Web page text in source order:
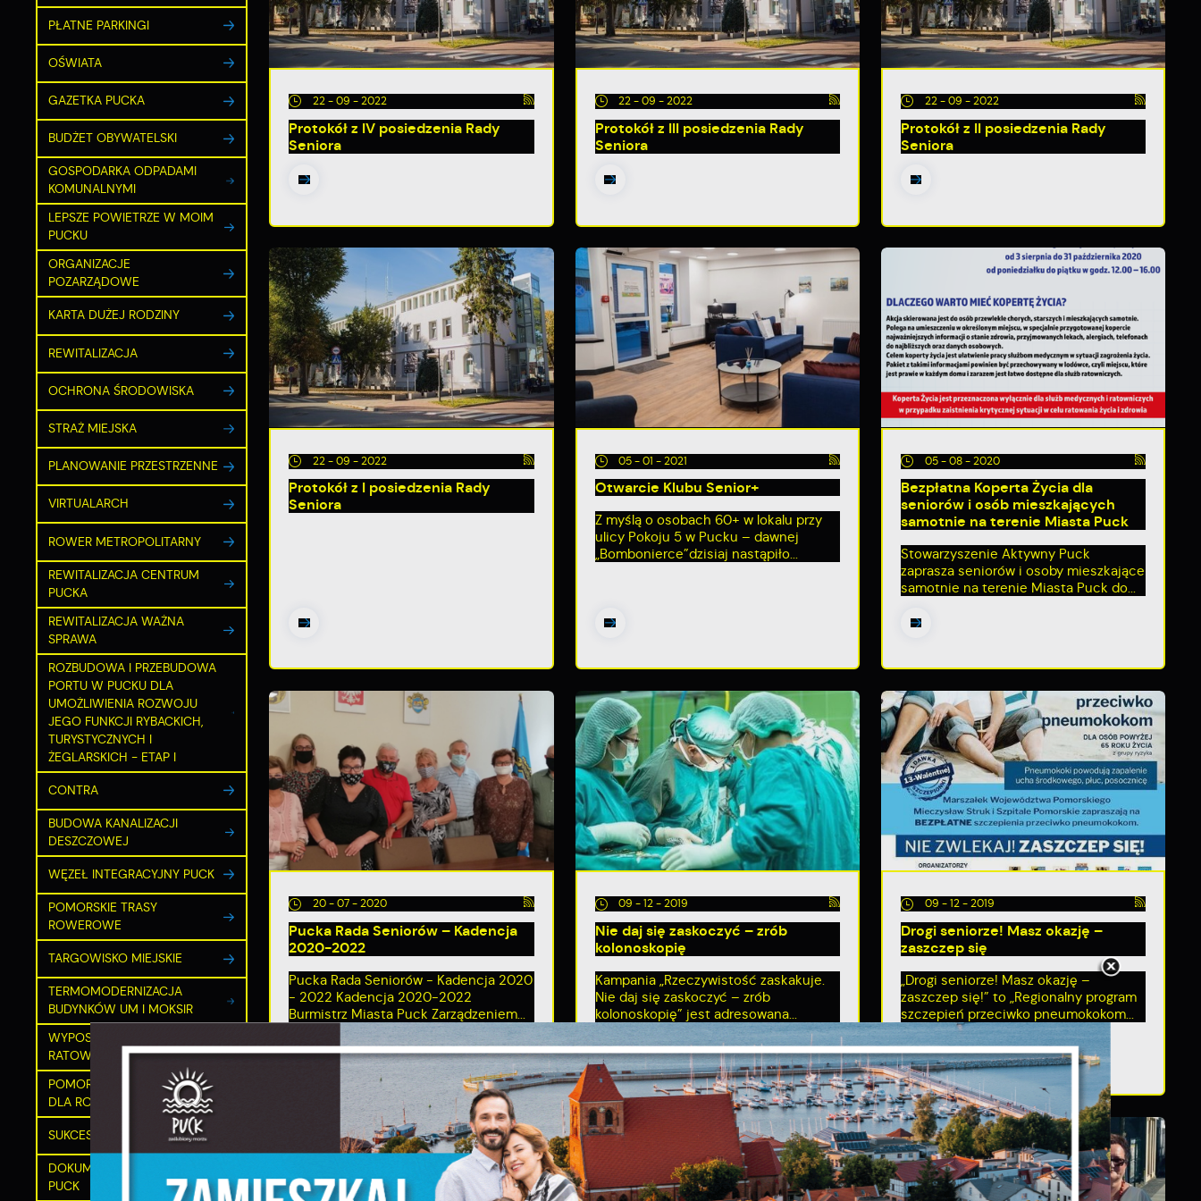
PŁATNE PARKINGI
OŚWIATA
GAZETKA PUCKA
BUDŻET OBYWATELSKI
GOSPODARKA ODPADAMI
KOMUNALNYMI
LEPSZE POWIETRZE W MOIM
PUCKU
ORGANIZACJE
POZARZĄDOWE
KARTA DUŻEJ RODZINY
REWITALIZACJA
OCHRONA ŚRODOWISKA
STRAŻ MIEJSKA
PLANOWANIE PRZESTRZENNE
VIRTUALARCH
ROWER METROPOLITARNY
REWITALIZACJA CENTRUM
PUCKA
REWITALIZACJA WAŻNA
SPRAWA
ROZBUDOWA I PRZEBUDOWA
PORTU W PUCKU DLA
UMOŻLIWIENIA ROZWOJU
JEGO FUNKCJI RYBACKICH,
TURYSTYCZNYCH I
ŻEGLARSKICH - ETAP I
CONTRA
BUDOWA KANALIZACJI
DESZCZOWEJ
WĘZEŁ INTEGRACYJNY PUCK
POMORSKIE TRASY
ROWEROWE
TARGOWISKO MIEJSKIE
TERMOMODERNIZACJA
BUDYNKÓW UM I MOKSIR
WYPOSAŻENIE JEDNOSTEK
RATOWNICTWA
POMORSKIE PARTNERSTWO
DLA ROZWOJU E-USŁUG
SUKCES W PRZEDSZKOLU
DOKUMENTACJA MARINA
PUCK
22 - 09 - 2022
Protokół z IV posiedzenia Rady
Seniora
22 - 09 - 2022
Protokół z III posiedzenia Rady
Seniora
22 - 09 - 2022
Protokół z II posiedzenia Rady
Seniora
22 - 09 - 2022
Protokół z I posiedzenia Rady
Seniora
05 - 01 - 2021
Otwarcie Klubu Senior+
Z myślą o osobach 60+ w lokalu przy
ulicy Pokoju 5 w Pucku – dawnej
„Bombonierce”dzisiaj nastąpiło...
05 - 08 - 2020
Bezpłatna Koperta Życia dla
seniorów i osób mieszkających
samotnie na terenie Miasta Puck
Stowarzyszenie Aktywny Puck
zaprasza seniorów i osoby mieszkające
samotnie na terenie Miasta Puck do...
20 - 07 - 2020
Pucka Rada Seniorów – Kadencja
2020-2022
Pucka Rada Seniorów - Kadencja 2020
- 2022 Kadencja 2020-2022
Burmistrz Miasta Puck Zarządzeniem...
09 - 12 - 2019
Nie daj się zaskoczyć – zrób
kolonoskopię
Kampania „Rzeczywistość zaskakuje.
Nie daj się zaskoczyć – zrób
kolonoskopię” jest adresowana...
09 - 12 - 2019
Drogi seniorze! Masz okazję –
zaszczep się
„Drogi seniorze! Masz okazję –
zaszczep się!” to „Regionalny program
szczepień przeciwko pneumokokom...
Ustawienia
Szanujemy Twoją prywatność. Możesz zmienić ustawienia cookies lub zaakceptować
je wszystkie. W dowolnym momencie możesz dokonać zmiany swoich ustawień.
Niezbędne
Niezbędne pliki cookies służą do prawidłowego funkcjonowania strony internetowej i
umożliwiają Ci komfortowe korzystanie z oferowanych przez nas usług.